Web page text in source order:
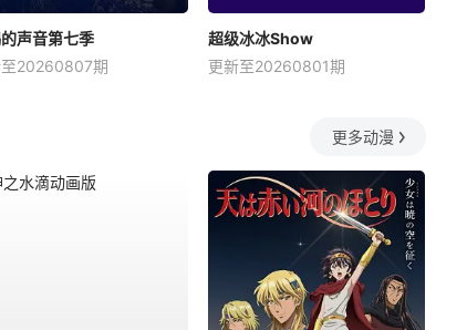
声音第七季
20260807期
超级冰冰Show
更新至20260801期
更多动漫